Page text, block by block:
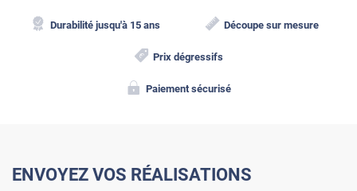
Durabilité jusqu'à 15 ans Découpe sur mesure
Prix dégressifs
Paiement sécurisé
ENVOYEZ VOS RÉALISATIONS